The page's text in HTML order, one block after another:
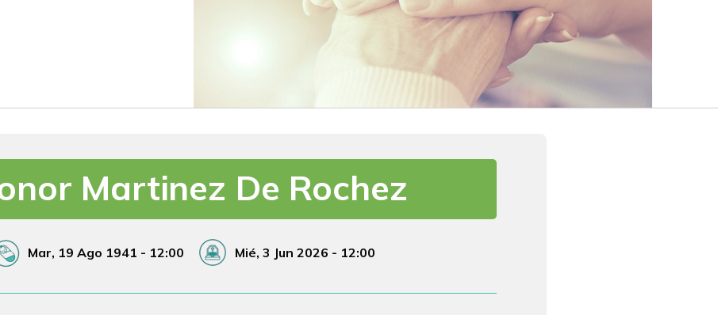
Martinez De Rochez
de Nacimiento
Mar, 19 Ago 1941 - 12:00 Fecha de Fallecimiento
Mié, 3 Jun 2026 - 12:00